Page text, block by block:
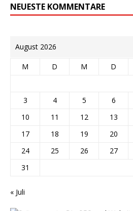
NEUESTE KOMMENTARE
August 2026
M D M D
3
4 5 6
10
11 12 13
17
18 19 20
24
25 26 27
31
« Juli